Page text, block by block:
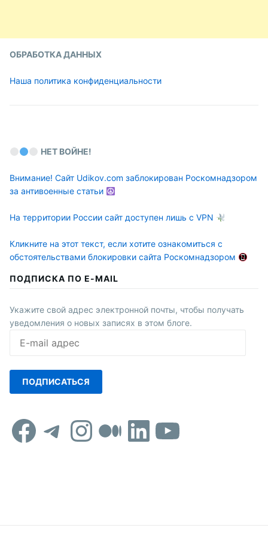
ОБРАБОТКА ДАННЫХ
Наша политика конфиденциальности
НЕТ ВОЙНЕ!
Внимание! Сайт Udikov.com заблокирован Роскомнадзором
за антивоенные статьи
На территории России сайт доступен лишь с VPN
Кликните на этот текст, если хотите ознакомиться с
обстоятельствами блокировки сайта Роскомнадзором
ПОДПИСКА ПО E-MAIL
Укажите свой адрес электронной почты, чтобы получать
уведомления о новых записях в этом блоге.
mail
ПОДПИСАТЬСЯ
Facebook
Telegram
Instagram
Средний
LinkedIn